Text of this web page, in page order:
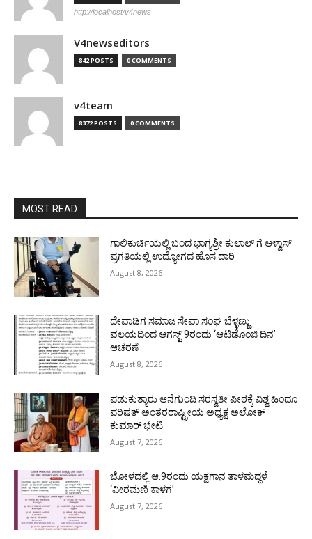
http://localhost/v4news
V4newseditors
842 POSTS 0 COMMENTS
v4team
8372 POSTS 0 COMMENTS
MOST READ
ಗಾಲಿಕುರ್ಚಿಯಲ್ಲಿ ಬಂದ ಭಾಗ್ಯಶ್ರೀ ಕುಲಾಲ್ ಗೆ ಆಳ್ವಾಸ್
ಪ್ರಗತಿಯಲ್ಲಿ ಉದ್ಯೋಗದ ಹೊಸ ದಾರಿ
August 8, 2026
ದೇವಾಡಿಗ ಸಮಾಜ ಸೇವಾ ಸಂಘ ಬೆಳ್ಳಣ್ಣು
ವಲಯದಿಂದ ಆಗಸ್ಟ್ 9ರಂದು ‘ಆಟಿಡೊಂಜಿ ದಿನ’
ಆಚರಣೆ
August 8, 2026
ಪಡುಕುತ್ಯಾರು ಆನೆಗುಂದಿ ಸರಸ್ವತೀ ಪೀಠಕ್ಕೆ ವಿಶ್ವ ಹಿಂದೂ
ಪರಿಷತ್ ಅಂತರರಾಷ್ಟ್ರೀಯ ಅಧ್ಯಕ್ಷ ಅಲೋಕ್
ಕುಮಾರ್ ಭೇಟಿ
August 7, 2026
ಬೋಳದಲ್ಲಿ ಆ.9ರಂದು ಯಕ್ಷಗಾನ ತಾಳಮದ್ದಳೆ
‘ವೀರಮಣಿ ಕಾಳಗ’
August 7, 2026